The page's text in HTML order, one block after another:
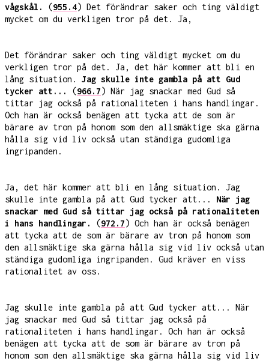
vågskål. (955.4) Det förändrar saker och ting väldigt
mycket om du verkligen tror på det. Ja,
Det förändrar saker och ting väldigt mycket om du
verkligen tror på det. Ja, det här kommer att bli en
lång situation. Jag skulle inte gambla på att Gud
tycker att...
(966.7) När jag snackar med Gud så
tittar jag också på rationaliteten i hans handlingar.
Och han är också benägen att tycka att de som är
bärare av tron på honom som den allsmäktige ska gärna
hålla sig vid liv också utan ständiga gudomliga
ingripanden.
Ja, det här kommer att bli en lång situation. Jag
skulle inte gambla på att Gud tycker att... När jag
snackar med Gud så tittar jag också på rationaliteten
i hans handlingar.
(972.7) Och han är också benägen
att tycka att de som är bärare av tron på honom som
den allsmäktige ska gärna hålla sig vid liv också utan
ständiga gudomliga ingripanden. Gud kräver en viss
rationalitet av oss.
Jag skulle inte gambla på att Gud tycker att... När
jag snackar med Gud så tittar jag också på
rationaliteten i hans handlingar. Och han är också
benägen att tycka att de som är bärare av tron på
honom som den allsmäktige ska gärna hålla sig vid liv